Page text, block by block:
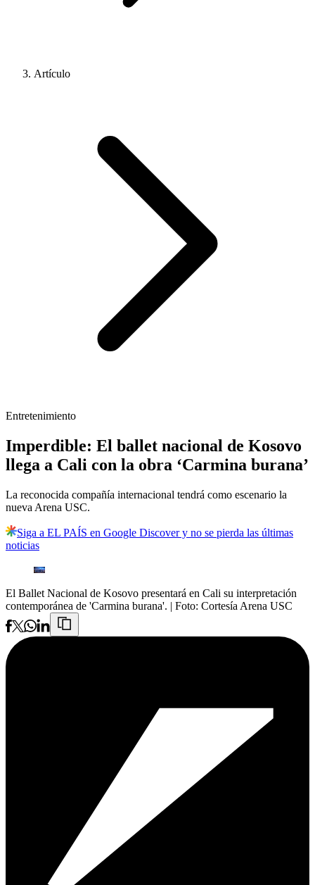
Artículo
Entretenimiento
Imperdible: El ballet nacional de Kosovo
llega a Cali con la obra ‘Carmina burana’
La reconocida compañía internacional tendrá como escenario la
nueva Arena USC.
Siga a EL PAÍS en Google Discover y no se pierda las últimas
noticias
El Ballet Nacional de Kosovo presentará en Cali su interpretación
contemporánea de 'Carmina burana'. | Foto: Cortesía Arena USC